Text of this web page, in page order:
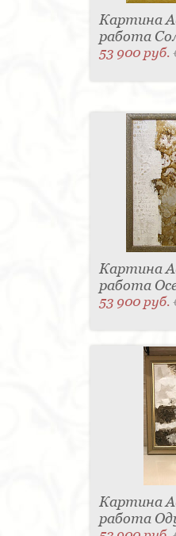
Картина
работа
53 900 руб.
Картина
работа
53 900 руб.
Картина
работа